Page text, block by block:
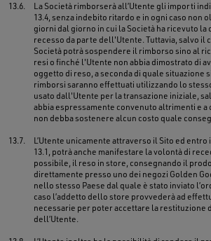
13.6.
La Società rimborserà all’Utente gli importi
13.4, senza indebito ritardo e in ogni caso non
giorni dal giorno in cui la Società ha ricevuto la
recesso da parte dell'Utente. Tuttavia, salvo il
Società potrà sospendere il rimborso sino al
resi o finché l'Utente non abbia dimostrato di
oggetto di reso, a seconda di quale situazione
rimborsi saranno effettuati utilizzando lo
usato dall'Utente per la transazione iniziale,
abbia espressamente convenuto altrimenti e a
non debba sostenere alcun costo quale
13.7.
L’Utente unicamente attraverso il Sito ed
13.1, potrà anche manifestare la volontà di
possibile, il reso in store, consegnando il
direttamente presso uno dei negozi Golden
nello stesso Paese dal quale è stato inviato
caso l’addetto dello store provvederà ad
necessarie per poter accettare la restituzione
dell’Utente.